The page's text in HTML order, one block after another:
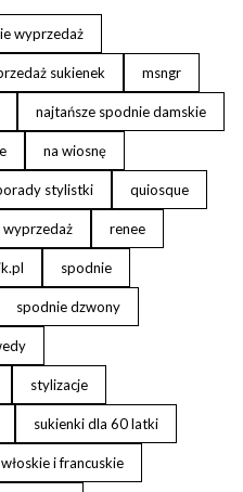
wyprzedaż
sukienek msngr
najtańsze spodnie damskie
na wiosnę
stylistki quiosque
renee
spodnie
spodnie dzwony
stylizacje
sukienki dla 60 latki
i francuskie